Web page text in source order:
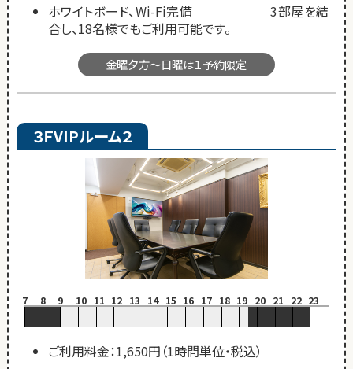
ホワイトボード、Wi-Fi完備 3部屋を結
合し、18名様でもご利用可能です。
金曜夕方～日曜は１予約限定
３ＦVIPルーム２
7 8 9 10 11 12 13 14 15 16 17 18 19 20 21 22 23
ご利用料金：1,650円（1時間単位・税込）